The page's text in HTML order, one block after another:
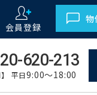
会員登録
物
620-213
】 平日9:00～18:00